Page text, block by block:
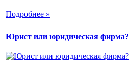
Подробнее »
Юрист или юридическая фирма?